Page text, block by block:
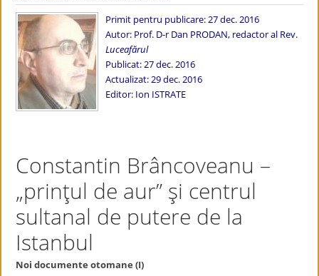
Primit pentru publicare: 27 dec. 2016
Autor: Prof. D-r Dan PRODAN, redactor al Rev.
Luceafărul
Publicat: 27 dec. 2016
Actualizat: 29 dec. 2016
Editor: Ion ISTRATE
Constantin Brâncoveanu –
„prinţul de aur” şi centrul
sultanal de putere de la
Istanbul
Noi documente otomane (I)